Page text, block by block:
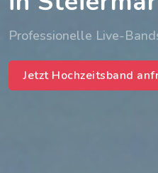
Professionelle Live-
Jetzt Hochzeitsband